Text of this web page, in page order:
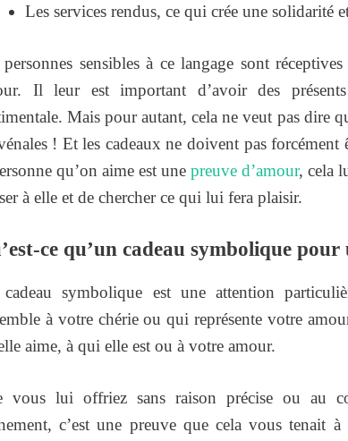
Les services rendus, ce qui crée une solidarité
sensibles à ce langage sont
Il leur est important d’avoir des
Mais pour autant, cela ne veut pas dire
! Et les cadeaux ne doivent pas
qu’on aime est une preuve d’amour, cela
à elle et de chercher ce qui lui fera plaisir.
ce qu’un cadeau symbolique pour
symbolique est une attention
à votre chérie ou qui représente votre
aime, à qui elle est ou à votre amour.
vous lui offriez sans raison précise ou au
c’est une preuve que cela vous